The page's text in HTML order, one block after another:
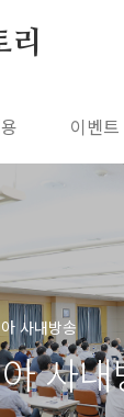
리
이벤트
사내방송
사